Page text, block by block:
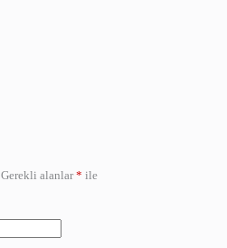
Gerekli alanlar* ile